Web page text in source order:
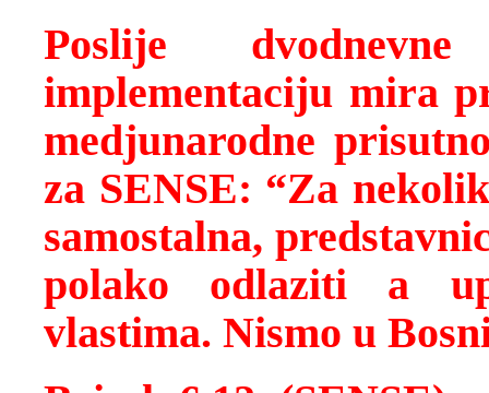
Poslije
implementaciju mira
medjunarodne
za SENSE: “Za
samostalna,
polako odlaziti a
vlastima. Nismo u